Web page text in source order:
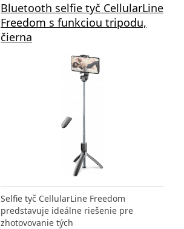
Bluetooth selfie tyč CellularLine
Freedom s funkciou tripodu,
čierna
Selfie tyč CellularLine Freedom
predstavuje ideálne riešenie pre
zhotovovanie tých